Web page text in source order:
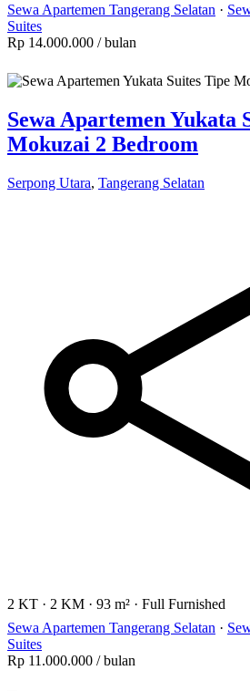
Sewa Apartemen Tangerang Selatan ·
Suites
Rp 14.000.000 / bulan
Sewa Apartemen Yukata
Mokuzai 2 Bedroom
Serpong Utara, Tangerang Selatan
2 KT · 2 KM · 93 m² · Full Furnished
Sewa Apartemen Tangerang Selatan ·
Suites
Rp 11.000.000 / bulan